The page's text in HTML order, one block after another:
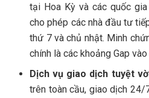
tại Hoa Kỳ và các quốc
cho phép các nhà đầu tư
thứ 7 và chủ nhật. Minh
chính là các khoảng Gap
Dịch vụ giao dịch tuyệt
trên toàn cầu, giao dịch